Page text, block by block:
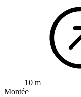
10 m
Montée